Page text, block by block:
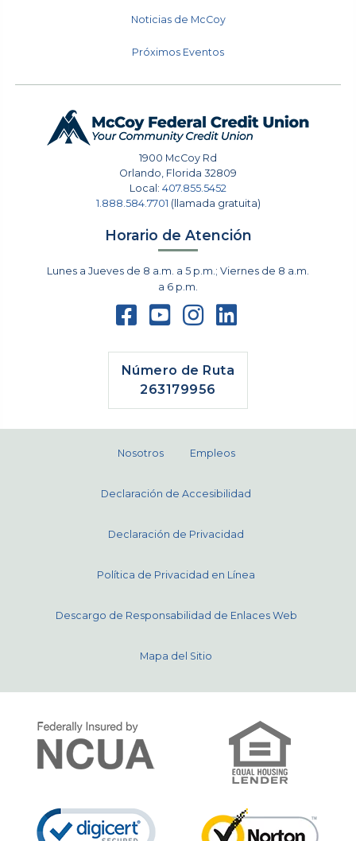
Noticias de McCoy
Próximos Eventos
1900 McCoy Rd
Orlando Florida 32809
Local: 407.855.5452
1.888.584.7701 (llamada gratuita)
Horario de Atención
Lunes a Jueves de 8 a.m. a 5 p.m.; Viernes de 8 a.m.
a 6 p.m.
Número de Ruta
263179956
Nosotros Empleos
Declaración de Accesibilidad
Declaración de Privacidad
Política de Privacidad en Línea
Descargo de Responsabilidad de Enlaces Web
Mapa del Sitio